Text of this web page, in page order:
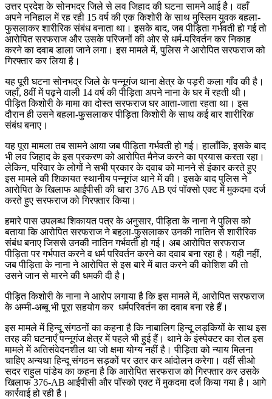
उत्तर प्रदेश के सोनभद्र जिले से लव जिहाद की घटना सामने आई है। वहाँ
अपने ननिहाल में रह रही 15 वर्ष की एक किशोरी के साथ मुस्लिम युवक बहला-
फुसलाकर शारीरिक संबंध बनाता था। इसके बाद, जब पीड़िता गर्भवती हो गई तो
आरोपित सरफराज और उसके परिजनों की ओर से धर्म-परिवर्तन कर निकाह
करने का दवाब डाला जाने लगा। इस मामले में, पुलिस ने आरोपित सरफराज को
गिरफ्तार कर लिया है।
यह पूरी घटना सोनभद्र जिले के पन्नूगंज थाना क्षेत्र के पड़री कला गाँव की है।
जहाँ, 8वीं में पढ़ने वाली 14 वर्ष की पीड़िता अपने नाना के घर में रहती थी।
पीड़ित किशोरी के मामा का दोस्त सरफराज घर आता-जाता रहता था। इस
दौरान ही उसने बहला-फुसलाकर पीड़िता किशोरी के साथ कई बार शारीरिक
संबंध बनाए।
यह पूरा मामला तब सामने आया जब पीड़िता गर्भवती हो गई। हालाँकि, इसके बाद
भी लव जिहाद के इस प्रकरण को आरोपित मैनेज करने का प्रयास करता रहा।
लेकिन, परिवार के लोगों ने सभी प्रकार के दवाब को मानने से इंकार करते हुए
इस मामले की शिकायत स्थानीय पन्नूगंज थाने में की। इसके बाद पुलिस ने
आरोपित के खिलाफ आईपीसी की धारा 376 AB एवं पॉक्सो एक्ट में मुकदमा दर्ज
करते हुए सरफराज को गिरफ्तार किया।
हमारे पास उपलब्ध शिकायत पत्र के अनुसार, पीड़िता के नाना ने पुलिस को
बताया कि आरोपित सरफराज ने बहला-फुसलाकर उनकी नातिन से शारीरिक
संबंध बनाए जिससे उनकी नातिन गर्भवती हो गई। अब आरोपित सरफराज
पीड़िता पर गर्भपात करने व धर्म परिवर्तन करने का दवाब बना रहा है। यही नहीं,
जब पीड़िता के नाना ने आरोपित से इस बारे में बात करने की कोशिश की तो
उसने जान से मारने की धमकी दी है।
पीड़ित किशोरी के नाना ने आरोप लगाया है कि इस मामले में, आरोपित सरफराज
के अम्मी-अब्बू भी पूरा सहयोग कर धर्मपरिवर्तन का दवाब बना रहे हैं।
इस मामले में हिन्दू संगठनों का कहना है कि नाबालिग हिन्दू लड़कियों के साथ इस
तरह की घटनाएँ पन्नूगंज क्षेत्र में पहले भी हुई हैं। थाने के इंस्पेक्टर का रोल इस
मामले में अतिसंवेदनशील था जो क्षमा योग्य नहीं है। पीड़िता को न्याय मिलना
चाहिए अन्यथा हिन्दू संगठन सड़कों पर उतर कर आंदोलन करेगा। वहीं सीओ
सदर राहुल पांडेय का कहना है कि आरोपित सरफराज को गिरफ्तार कर उसके
खिलाफ 376-AB आईपीसी और पॉस्को एक्ट में मुकदमा दर्ज किया गया है। आगे
कार्रवाई हो रही है।